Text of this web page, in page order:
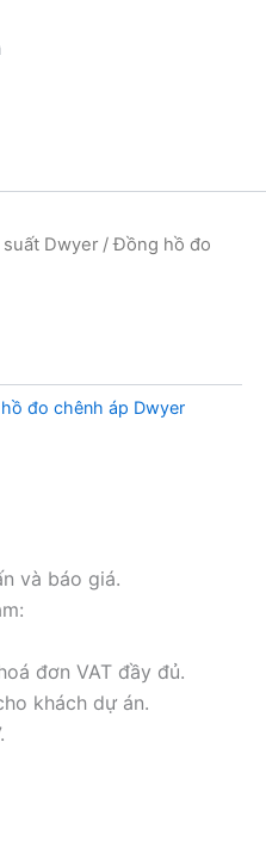
Dwyer / Đồng hồ đo
đo chênh áp Dwyer
và báo giá.
đơn VAT đầy đủ.
khách dự án.